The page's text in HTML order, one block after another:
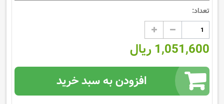
تعداد:
1,051,600 ریال
افزودن به سبد خرید